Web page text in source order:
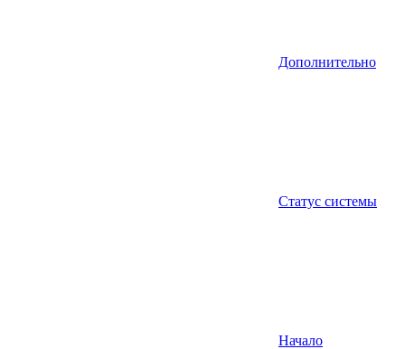
Дополнительно
Статус системы
Начало